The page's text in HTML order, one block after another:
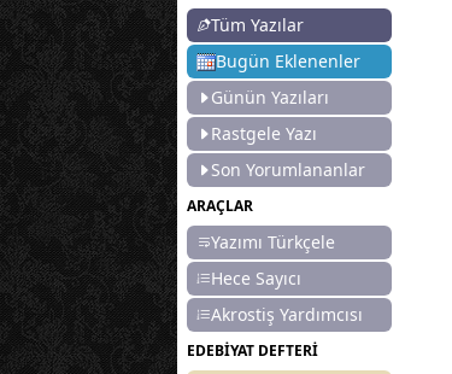
Tüm Yazılar
Bugün Eklenenler
Günün Yazıları
Rastgele Yazı
Son Yorumlananlar
ARAÇLAR
Yazımı Türkçele
Hece Sayıcı
Akrostiş Yardımcısı
EDEBİYAT DEFTERİ